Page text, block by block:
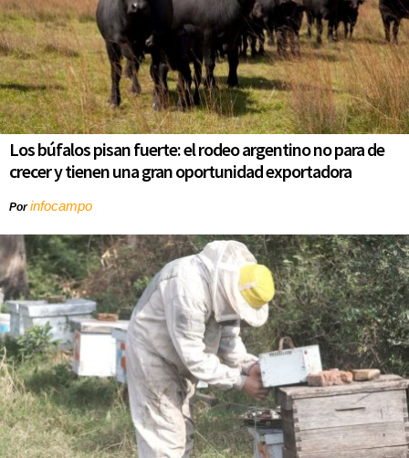
Los búfalos pisan fuerte: el rodeo argentino no para de
crecer y tienen una gran oportunidad exportadora
Porinfocampo